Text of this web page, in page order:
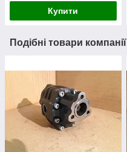
Купити
Подібні товари компанії